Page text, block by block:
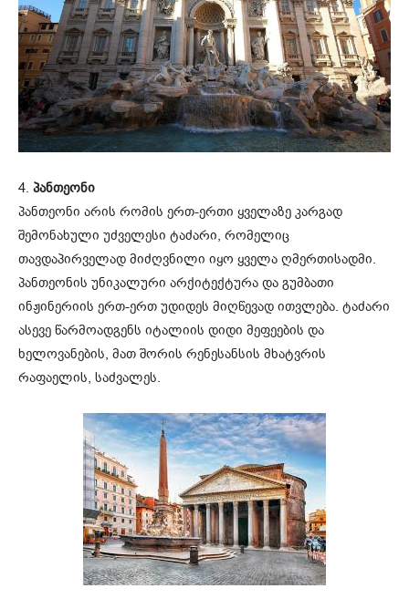
4. პანთეონი
პანთეონი არის რომის ერთ-ერთი ყველაზე კარგად
შემონახული უძველესი ტაძარი, რომელიც
თავდაპირველად მიძღვნილი იყო ყველა ღმერთისადმი.
პანთეონის უნიკალური არქიტექტურა და გუმბათი
ინჟინერიის ერთ-ერთ უდიდეს მიღწევად ითვლება. ტაძარი
ასევე წარმოადგენს იტალიის დიდი მეფეების და
ხელოვანების, მათ შორის რენესანსის მხატვრის
რაფაელის, საძვალეს.